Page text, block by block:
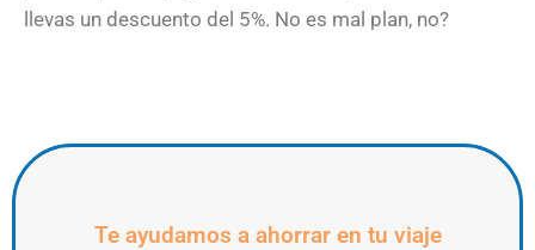
llevas un descuento del 5%. No es mal plan, no?
Te ayudamos a ahorrar en tu viaje